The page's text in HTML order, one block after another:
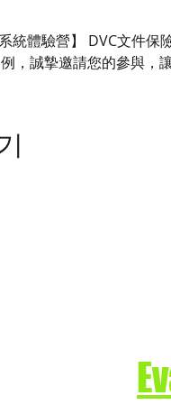
統體驗營】 DVC文件
，誠摯邀請您的參與，